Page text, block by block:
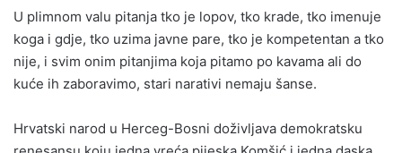
U plimnom valu pitanja tko je lopov, tko krade, tko imenuje
koga i gdje, tko uzima javne pare, tko je kompetentan a tko
nije, i svim onim pitanjima koja pitamo po kavama ali do
kuće ih zaboravimo, stari narativi nemaju šanse.
Hrvatski narod u Herceg-Bosni doživljava demokratsku